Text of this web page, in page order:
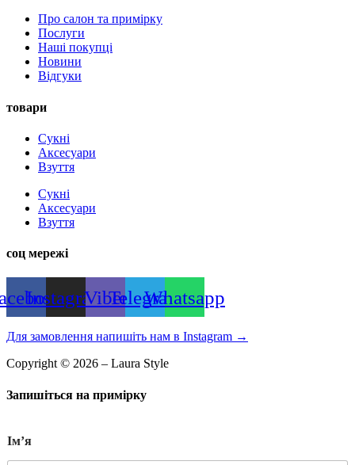
Про салон та примірку
Послуги
Наші покупці
Новини
Відгуки
товари
Сукні
Аксесуари
Взуття
Сукні
Аксесуари
Взуття
соц мережі
InstagramViberTelegramWhatsapp
Для замовлення напишіть нам в Instagram →
Copyright © 2026 – Laura Style
Запишіться на примірку
Імʼя